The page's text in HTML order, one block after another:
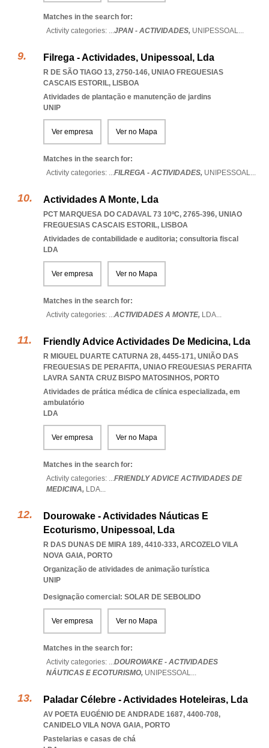
Matches in the search for:
Activity categories: ...JPAN - ACTIVIDADES, UNIPESSOAL...
Filrega - Actividades, Unipessoal, Lda
R DE SÃO TIAGO 13, 2750-146, UNIAO FREGUESIAS
CASCAIS ESTORIL, LISBOA
Atividades de plantação e manutenção de jardins
UNIP
Ver empresa Ver no Mapa
Matches in the search for:
Activity categories: ...FILREGA - ACTIVIDADES, UNIPESSOAL...
Actividades A Monte, Lda
PCT MARQUESA DO CADAVAL 73 10ºC, 2765-396, UNIAO
FREGUESIAS CASCAIS ESTORIL, LISBOA
Atividades de contabilidade e auditoria; consultoria fiscal
LDA
Ver empresa Ver no Mapa
Matches in the search for:
Activity categories: ...ACTIVIDADES A MONTE, LDA...
Friendly Advice Actividades De Medicina, Lda
R MIGUEL DUARTE CATURNA 28, 4455-171, UNIÃO DAS
FREGUESIAS DE PERAFITA, UNIAO FREGUESIAS PERAFITA
LAVRA SANTA CRUZ BISPO MATOSINHOS, PORTO
Atividades de prática médica de clínica especializada, em
ambulatório
LDA
Ver empresa Ver no Mapa
Matches in the search for:
Activity categories: ...FRIENDLY ADVICE ACTIVIDADES DE
MEDICINA, LDA...
Dourowake - Actividades Náuticas E
Ecoturismo, Unipessoal, Lda
R DAS DUNAS DE MIRA 189, 4410-333, ARCOZELO VILA
NOVA GAIA, PORTO
Organização de atividades de animação turística
UNIP
Designação comercial: SOLAR DE SEBOLIDO
Ver empresa Ver no Mapa
Matches in the search for:
Activity categories: ...DOUROWAKE - ACTIVIDADES
NÁUTICAS E ECOTURISMO, UNIPESSOAL...
Paladar Célebre - Actividades Hoteleiras, Lda
AV POETA EUGÉNIO DE ANDRADE 1687, 4400-708,
CANIDELO VILA NOVA GAIA, PORTO
Pastelarias e casas de chá